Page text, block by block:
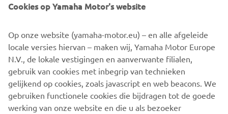
hebt gelezen.
PROEFRIT AANVRAGEN
Proefritten met een voorlopig rijbewijs zijn niet
toegestaan.
Cookies op Yamaha Motor's website
Op onze website (yamaha-motor.eu) – en alle afgeleide
locale versies hiervan – maken wij, Yamaha Motor Europe
N.V., de lokale vestigingen en aanverwante filialen,
gebruik van cookies met inbegrip van technieken
gelijkend op cookies, zoals javascript en web beacons. We
gebruiken functionele cookies die bijdragen tot de goede
werking van onze website en die u als bezoeker